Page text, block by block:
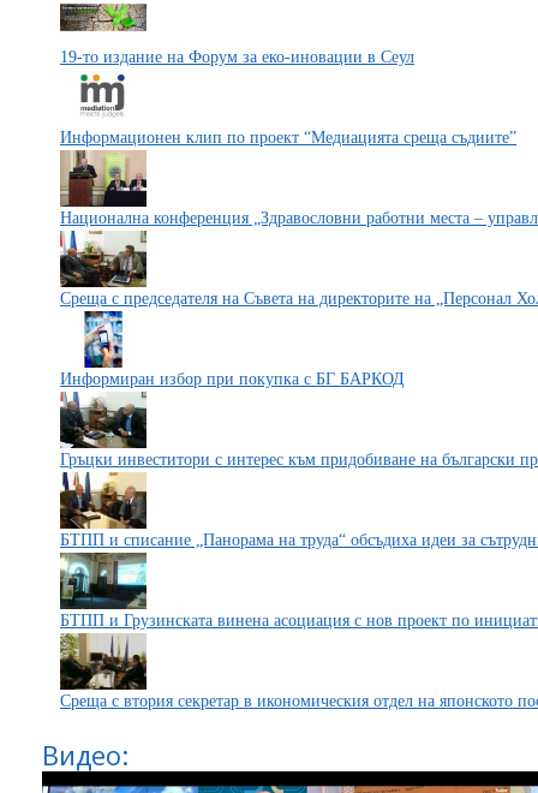
19-то издание на Форум за еко-иновации в Сеул
Информационен клип по проект “Медиацията среща съдиите”
Национална конференция „Здравословни работни места –
Среща с председателя на Съвета на директорите на „Персонал
Информиран избор при покупка с БГ БАРКОД
Гръцки инвеститори с интерес към придобиване на български
БТПП и списание „Панорама на труда“ обсъдиха идеи за
БТПП и Грузинската винена асоциация с нов проект по
Среща с втория секретар в икономическия отдел на японското
Видео: